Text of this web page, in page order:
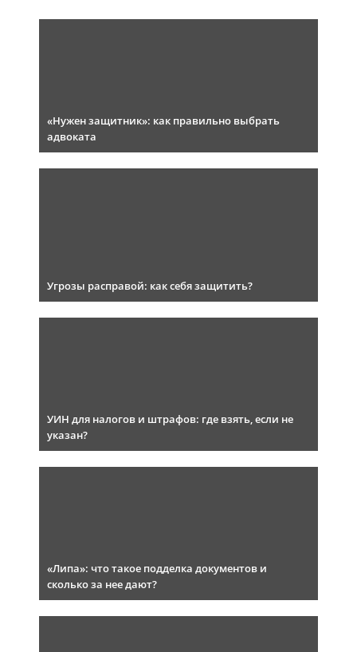
«Нужен защитник»: как правильно выбрать
адвоката
Угрозы расправой: как себя защитить?
УИН для налогов и штрафов: где взять, если не
указан?
«Липа»: что такое подделка документов и
сколько за нее дают?